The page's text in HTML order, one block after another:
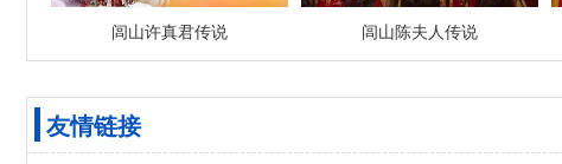
闾山许真君传说 闾山陈夫人传说
友情链接